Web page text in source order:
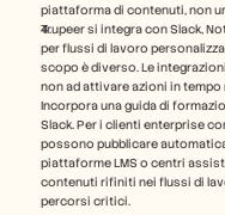
piattaforma di contenuti, non
Trupeer si integra con Slack,
per flussi di lavoro
scopo è diverso. Le
non ad attivare azioni in tempo
Incorpora una guida di
Slack. Per i clienti enterprise
possono pubblicare
piattaforme LMS o centri
contenuti rifiniti nei flussi di
percorsi critici.